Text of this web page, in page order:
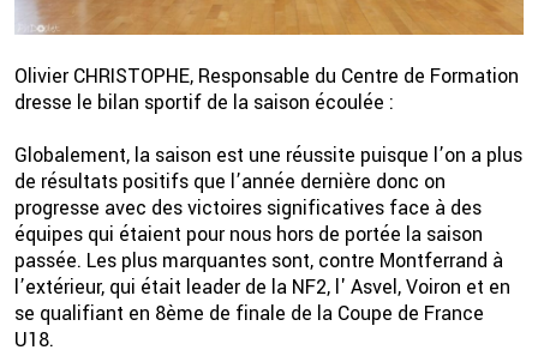
💦
Olivier CHRISTOPHE, Responsable du Centre de Formation
dresse le bilan sportif de la saison écoulée :
Globalement, la saison est une réussite puisque l’on a plus
de résultats positifs que l’année dernière donc on
progresse avec des victoires significatives face à des
équipes qui étaient pour nous hors de portée la saison
passée. Les plus marquantes sont, contre Montferrand à
l’extérieur, qui était leader de la NF2, l' Asvel, Voiron et en
se qualifiant en 8ème de finale de la Coupe de France
U18.